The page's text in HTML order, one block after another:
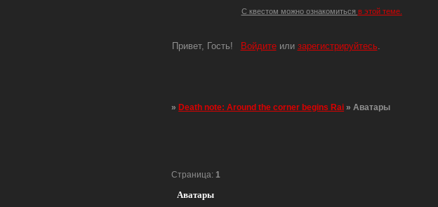
С квестом можно ознакомиться в этой теме.
Привет, Гость! Войдитеили зарегистрируйтесь.
»Death note: Around the corner begins Rai »Аватары
Аватары
Страница: 1